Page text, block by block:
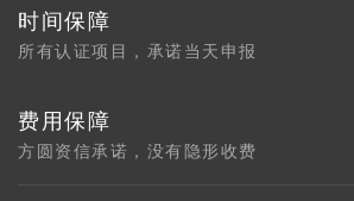
时间保障
所有认证项目，承诺当天申报
费用保障
方圆资信承诺，没有隐形收费